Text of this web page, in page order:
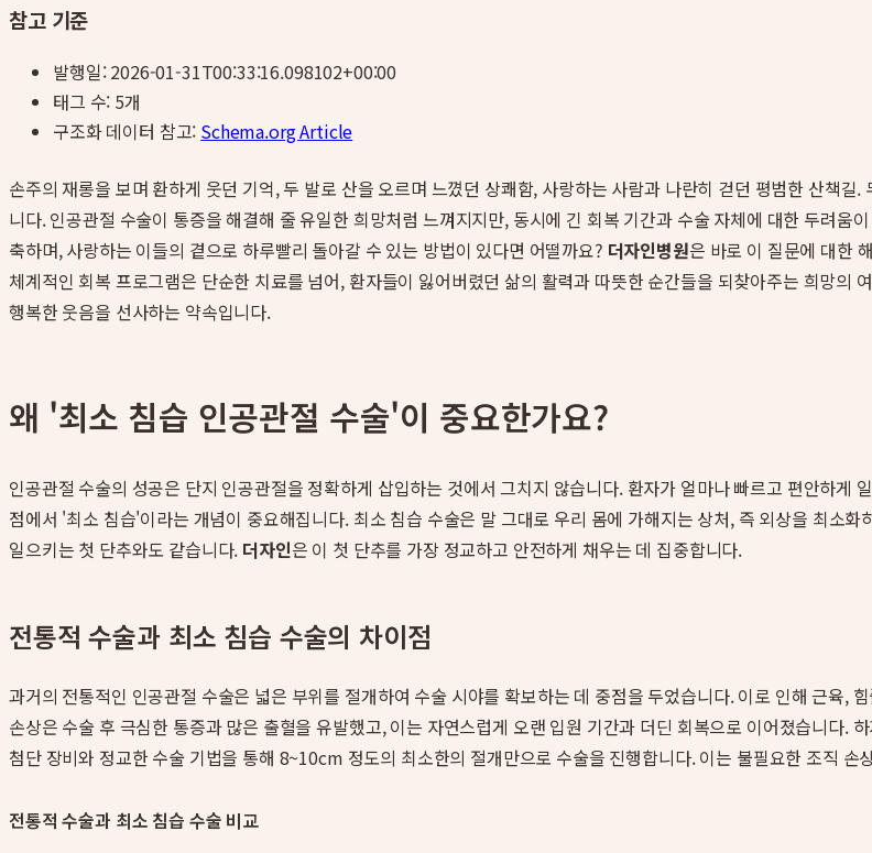
참고 기준
발행일:2026-01-31T00:33:16.098102+00:00
태그 수: 5개
구조화 데이터 참고: Schema.org Article
손주의 재롱을 보며 환하게 웃던 기억, 두 발로 산을 오르며 느꼈던 상쾌함, 사랑하는 사람과 나란히 걷던 평범한 산책
니다. 인공관절 수술이 통증을 해결해 줄 유일한 희망처럼 느껴지지만, 동시에 긴 회복 기간과 수술 자체에 대한 두려
축하며, 사랑하는 이들의 곁으로 하루빨리 돌아갈 수 있는 방법이 있다면 어떨까요? 더자인병원은 바로 이 질문에 대한
체계적인 회복 프로그램은 단순한 치료를 넘어, 환자들이 잃어버렸던 삶의 활력과 따뜻한 순간들을 되찾아주는 희망의
행복한 웃음을 선사하는 약속입니다.
왜 '최소 침습 인공관절 수술'이 중요한가요?
인공관절 수술의 성공은 단지 인공관절을 정확하게 삽입하는 것에서 그치지 않습니다. 환자가 얼마나 빠르고 편안하게
점에서 '최소 침습'이라는 개념이 중요해집니다. 최소 침습 수술은 말 그대로 우리 몸에 가해지는 상처, 즉 외상을 최소
일으키는 첫 단추와도 같습니다. 더자인은 이 첫 단추를 가장 정교하고 안전하게 채우는 데 집중합니다.
전통적 수술과 최소 침습 수술의 차이점
과거의 전통적인 인공관절 수술은 넓은 부위를 절개하여 수술 시야를 확보하는 데 중점을 두었습니다. 이로 인해 근육,
손상은 수술 후 극심한 통증과 많은 출혈을 유발했고, 이는 자연스럽게 오랜 입원 기간과 더딘 회복으로 이어졌습니다.
첨단 장비와 정교한 수술 기법을 통해 8~10cm 정도의 최소한의 절개만으로 수술을 진행합니다. 이는 불필요한 조직
전통적 수술과 최소 침습 수술 비교